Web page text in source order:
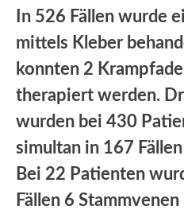
In 526 Fällen wurde
mittels Kleber
konnten 2
therapiert werden.
wurden bei 430
simultan in 167
Bei 22 Patienten
Fällen 6